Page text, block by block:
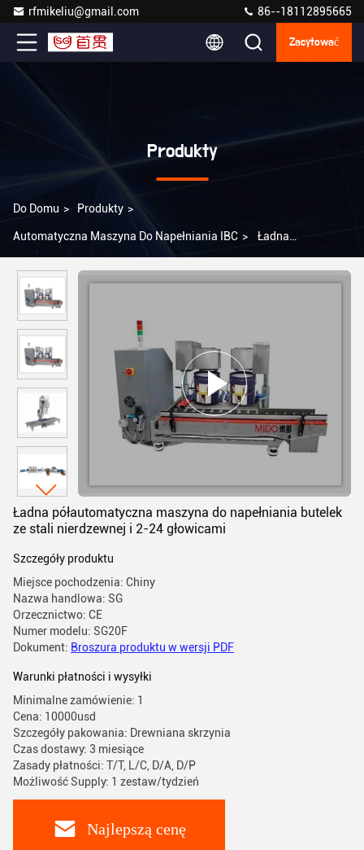
rfmikeliu@gmail.com 86--18112895665
Zacytować
Produkty
Do Domu > Produkty >
Automatyczna Maszyna Do Napełniania IBC > Ładna
nierdzewnej i 2-24 głowicami
Ładna półautomatyczna maszyna do napełniania butelek
ze stali nierdzewnej i 2-24 głowicami
Szczegóły produktu
Miejsce pochodzenia: Chiny
Nazwa handlowa: SG
Orzecznictwo: CE
Numer modelu: SG20F
Dokument: Broszura produktu w wersji PDF
Warunki płatności i wysyłki
Minimalne zamówienie: 1
Cena: 10000usd
Szczegóły pakowania: Drewniana skrzynia
Czas dostawy: 3 miesiące
Zasady płatności: T/T, L/C, D/A, D/P
Możliwość Supply: 1 zestaw/tydzień
Najlepszą cenę